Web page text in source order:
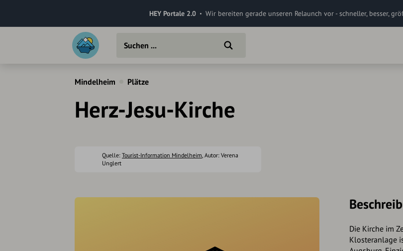
HEY Portale 2.0 Wir bereiten gerade unseren Relaunch vor - schneller, besser,
Mindelheim Plätze
Herz-Jesu-Kirche
Quelle: Tourist-Information Mindelheim, Autor: Verena
Unglert
Die Kirche im
Klosteranlage